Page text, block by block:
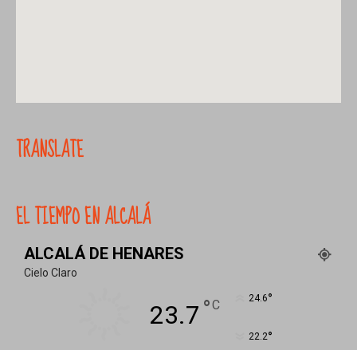
TRANSLATE
EL TIEMPO EN ALCALÁ
ALCALÁ DE HENARES
Cielo Claro
23.7 °C 24.6°
22.2°